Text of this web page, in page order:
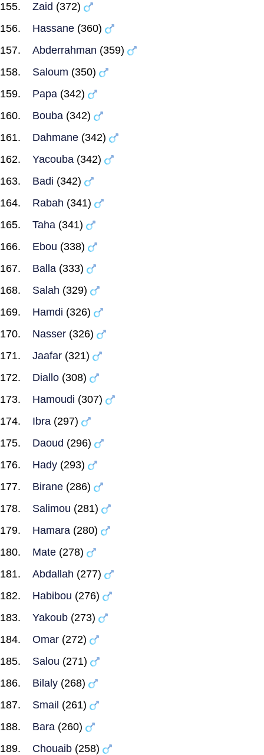
Zaid (372)
Hassane (360)
Abderrahman (359)
Saloum (350)
Papa (342)
Bouba (342)
Dahmane (342)
Yacouba (342)
Badi (342)
Rabah (341)
Taha (341)
Ebou (338)
Balla (333)
Salah (329)
Hamdi (326)
Nasser (326)
Jaafar (321)
Diallo (308)
Hamoudi (307)
Ibra (297)
Daoud (296)
Hady (293)
Birane (286)
Salimou (281)
Hamara (280)
Mate (278)
Abdallah (277)
Habibou (276)
Yakoub (273)
Omar (272)
Salou (271)
Bilaly (268)
Smail (261)
Bara (260)
Chouaib (258)